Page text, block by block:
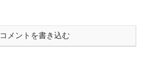
コメントを書き込む